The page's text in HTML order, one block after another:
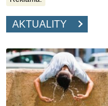
AKTUALITY